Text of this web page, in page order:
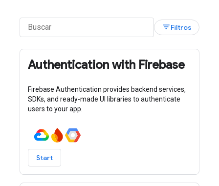
filter_listFiltros
Authentication with Firebase
Firebase Authentication provides backend services,
SDKs, and ready-made UI libraries to authenticate
users to your app.
Start